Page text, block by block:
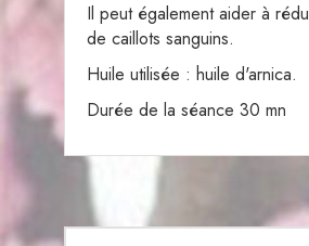
Il peut également aider à
de caillots sanguins.
Huile utilisée : huile d'arnica.
Durée de la séance 30 mn